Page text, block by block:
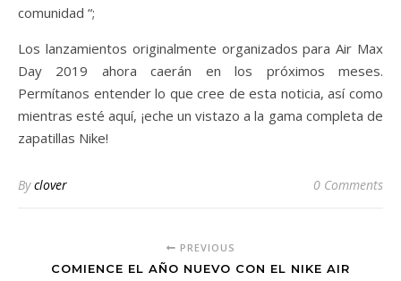
comunidad “;
Los lanzamientos originalmente organizados para Air Max
Day 2019 ahora caerán en los próximos meses.
Permítanos entender lo que cree de esta noticia, así como
mientras esté aquí, ¡eche un vistazo a la gama completa de
zapatillas Nike!
Byclover 0 Comments
PREVIOUS
COMIENCE EL AÑO NUEVO CON EL NIKE AIR